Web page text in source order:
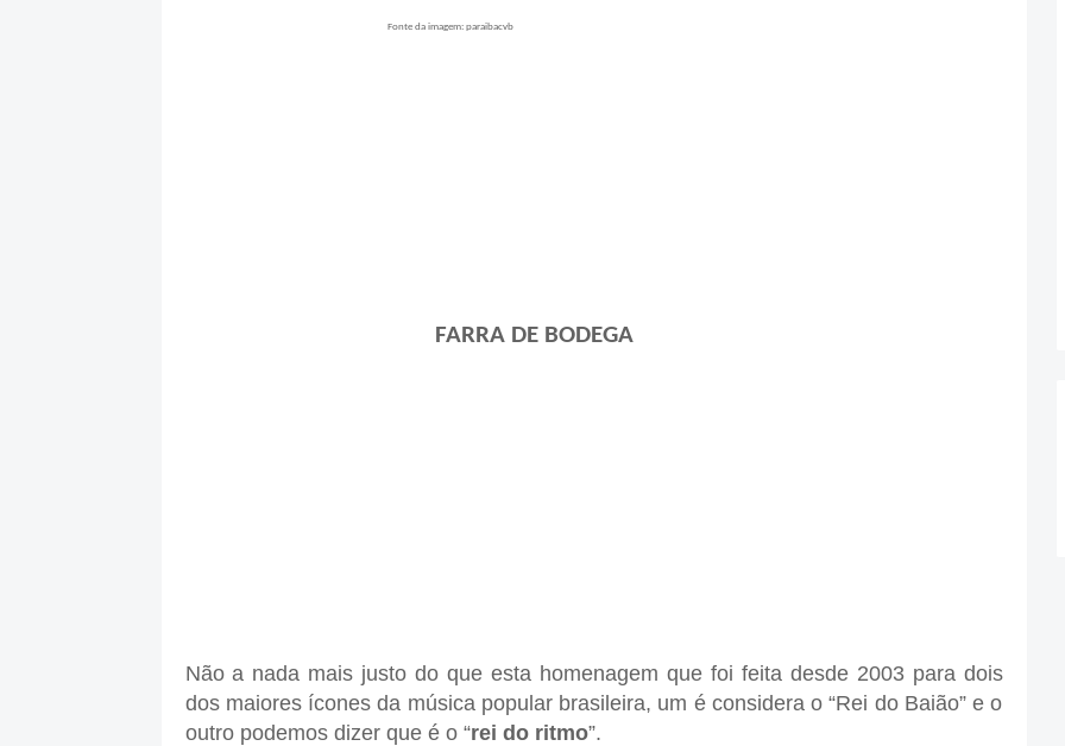
Fonte da imagem: paraibacvb
FARRA DE BODEGA
Não a nada mais justo do que esta homenagem que foi feita desde 2003 para dois
dos maiores ícones da música popular brasileira, um é considera o “Rei do Baião” e o
outro podemos dizer que é o “rei do ritmo”.